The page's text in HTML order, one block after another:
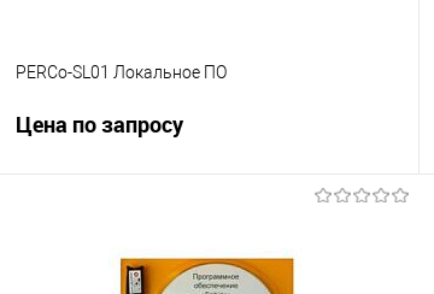
PERCo-SL01 Локальное ПО
Цена по запросу
Купить в 1 клик
К сравнению